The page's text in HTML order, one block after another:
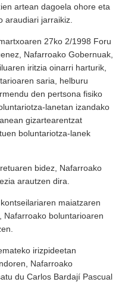
artean dagoela ohore eta
araudiari jarraikiz.
27ko 2/1998 Foru
Nafarroako Gobernuak,
iritzia oinarri harturik,
saria, helburu
den pertsona fisiko
lanetan izandako
gizartearentzat
boluntariotza-lanek
bidez, Nafarroako
arautzen dira.
maiatzaren
Nafarroako boluntarioaren
irizpideetan
Nafarroako
du Carlos Bardají Pascual